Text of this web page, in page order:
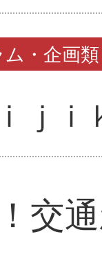
ム・企画類
ｊ
交